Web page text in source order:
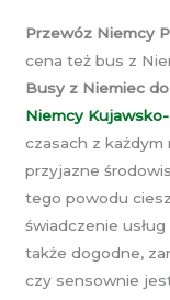
Przewóz Niemcy
cena też bus z
Busy z Niemiec
Niemcy
czasach z
przyjazne
tego powodu
świadczenie
także dogodne,
czy sensownie